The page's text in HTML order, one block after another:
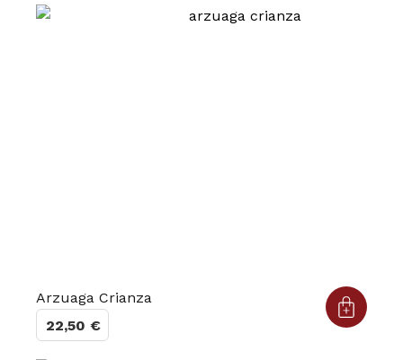
Arzuaga Crianza
22,50€